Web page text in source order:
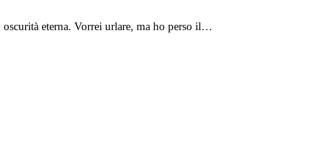
eterna. Vorrei urlare, ma ho perso il…